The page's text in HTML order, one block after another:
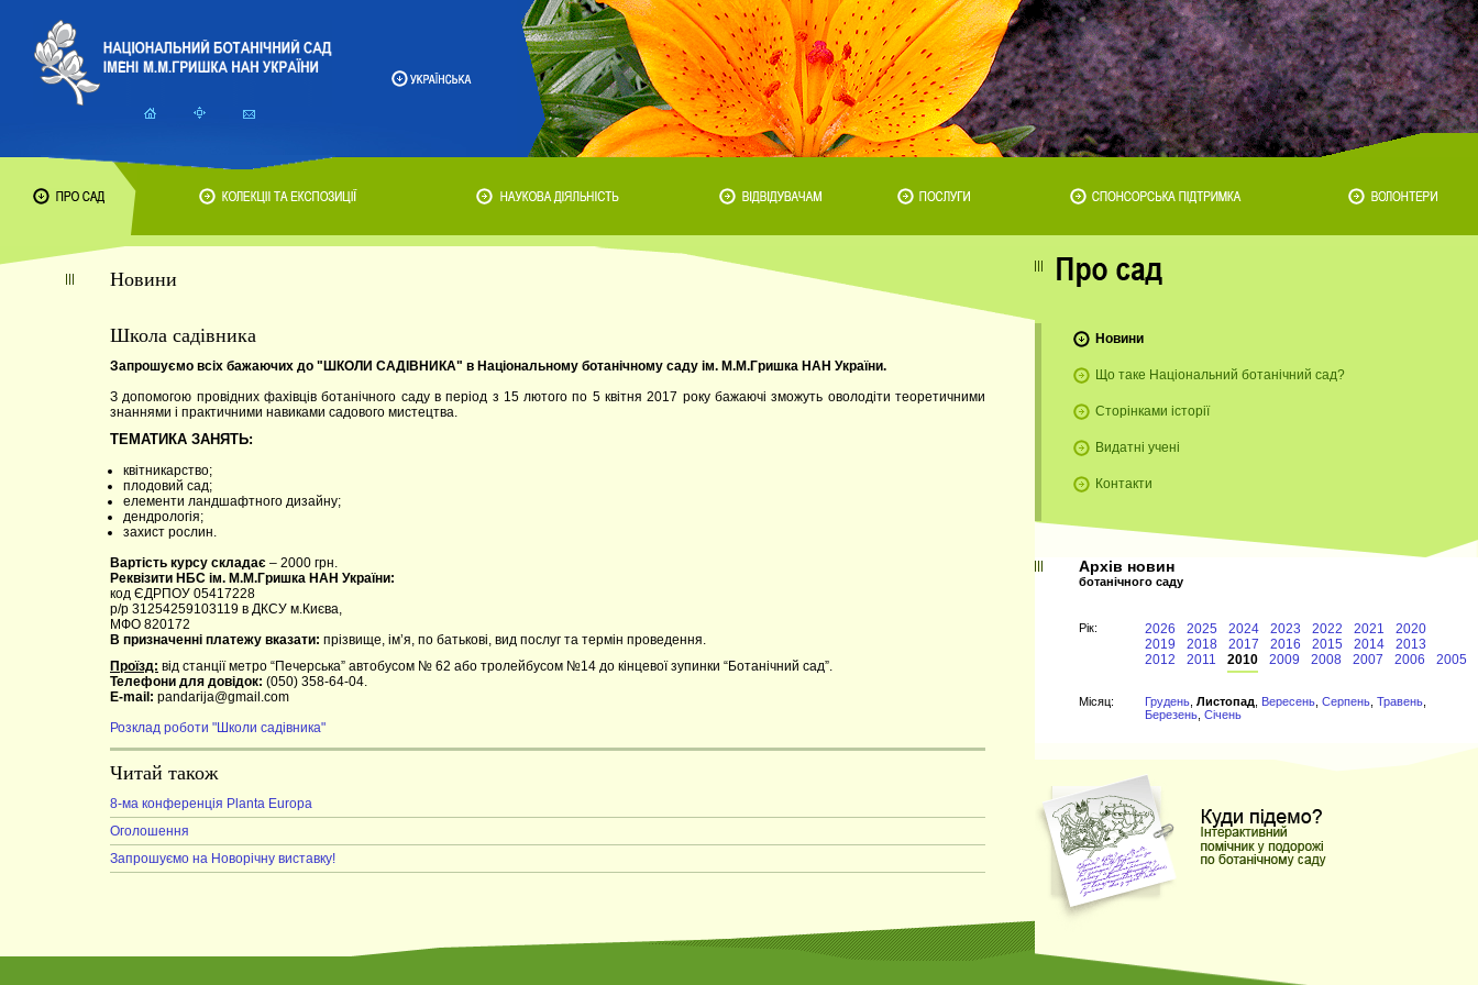
Новини
Школа садівника
Запрошуємо всіх бажаючих до "ШКОЛИ САДІВНИКА" в Національному ботанічному саду ім. М.М.Гришка НАН України.
З допомогою провідних фахівців ботанічного саду в період з 15 лютого по 5 квітня 2017 року бажаючі зможуть оволодіти теоретичними
знаннями і практичними навиками садового мистецтва.
ТЕМАТИКА ЗАНЯТЬ:
квітникарство;
плодовий сад;
елементи ландшафтного дизайну;
дендрологія;
захист рослин.
Вартість курсу складає – 2000 грн.
Реквізити НБС ім. М.М.Гришка НАН України:
код ЄДРПОУ 05417228
р/р 31254259103119 в ДКСУ м.Києва,
МФО 820172
В призначенні платежу вказати: прізвище, ім’я, по батькові, вид послуг та термін проведення.
Проїзд: від станції метро “Печерська” автобусом № 62 або тролейбусом №14 до кінцевої зупинки “Ботанічний сад”.
Телефони для довідок: (050) 358-64-04.
E-mail: pandarija@gmail.com
Розклад роботи "Школи садівника"
Читай також
8-ма конференція Planta Europa
Оголошення
Запрошуємо на Новорічну виставку!
Новини
Що таке Національний ботанічний сад?
Сторінками історії
Видатні учені
Контакти
Архів новин
ботанічного саду
Рiк: 2026 2025 2024 2023 2022 2021
2020
2019
2018 2017 2016 2015 2014
2013
2012
2011 2010 2009 2008 2007 2006 2005
Мiсяц: Грудень Листопад Вересень Серпень Травень
Березень Січень